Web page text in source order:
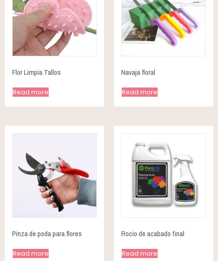
Flor Limpia Tallos
Read more
Navaja floral
Read more
Pinza de poda para flores
Read more
Rocio de acabado final
Read more